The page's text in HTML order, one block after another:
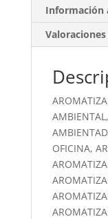
Información
Valoraciones
OFICINA,